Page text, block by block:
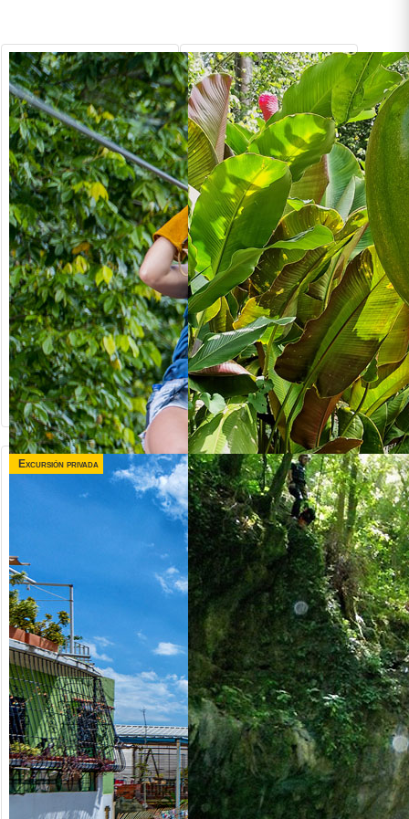
desde US$
120.00
TRIPLE
AVENTURA
Republica Dominicana
desde US$
75.00
VALLE TAINO +
CITY TOUR
Republica Dominicana
Excursión privada